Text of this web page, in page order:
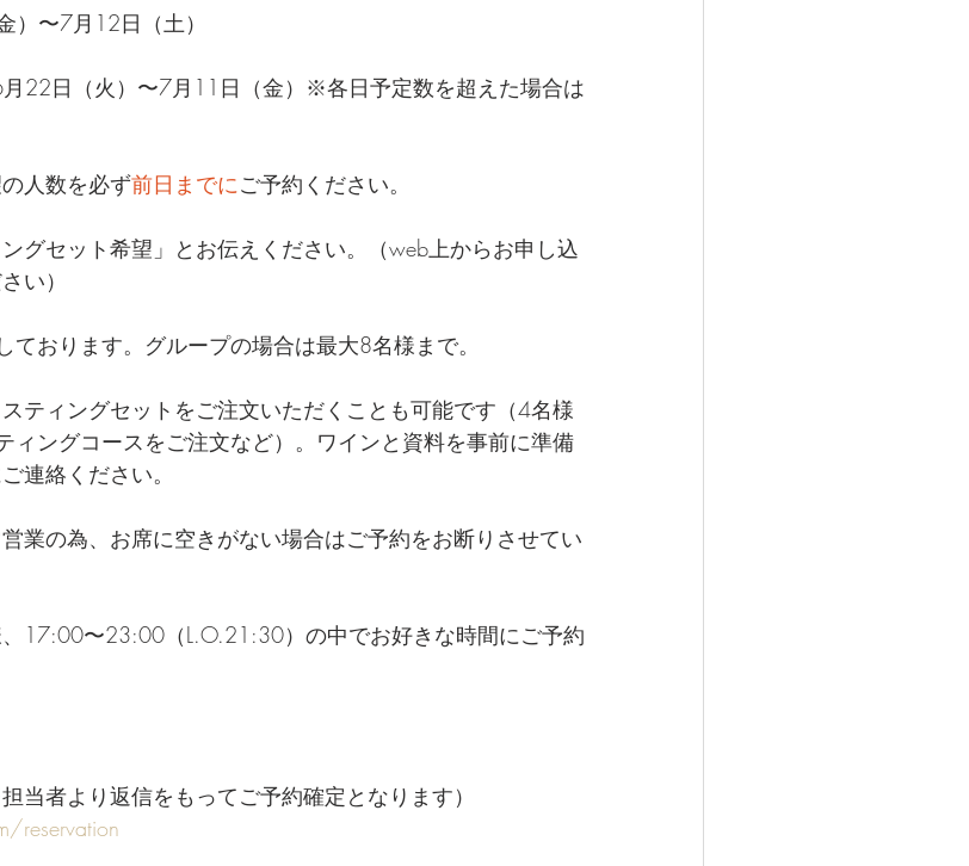
〜7月12日（土）
22日（火）〜7月11日（金）※各日予定数を超えた場合は
人数を必ず前日までにご予約ください。
グセット希望」とお伝えください。（web上からお申し込
い）
おります。グループの場合は最大8名様まで。
ティングセットをご注文いただくことも可能です（4名様
ィングコースをご注文など）。ワインと資料を事前に準備
連絡ください。
業の為、お席に空きがない場合はご予約をお断りさせてい
17:00〜23:00（L.O.21:30）の中でお好きな時間にご予約
当者より返信をもってご予約確定となります）
reservation